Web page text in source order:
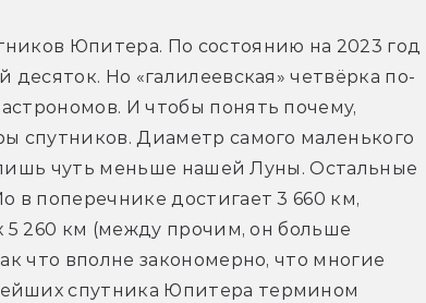
Юпитера. По состоянию на 2023 год
десяток. Но «галилеевская» четвёрка по-
И чтобы понять почему,
спутников. Диаметр самого маленького
лишь чуть меньше нашей Луны. Остальные
поперечнике достигает 3 660 км,
5 260 км (между прочим, он больше
что вполне закономерно, что многие
спутника Юпитера термином